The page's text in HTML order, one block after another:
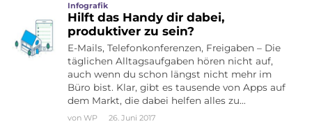
Infografik
Hilft das Handy dir dabei,
produktiver zu sein?
E-Mails, Telefonkonferenzen, Freigaben – Die
täglichen Alltagsaufgaben hören nicht auf,
auch wenn du schon längst nicht mehr im
Büro bist. Klar, gibt es tausende von Apps auf
dem Markt, die dabei helfen alles zu…
vonWP 26. Juni 2017